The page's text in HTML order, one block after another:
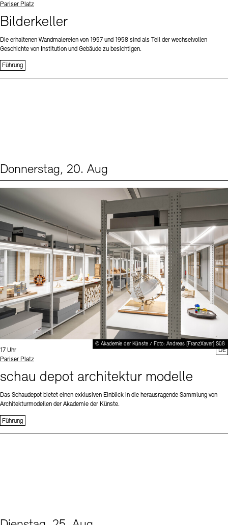
Standort
Pariser Platz
Bilderkeller
Die erhaltenen Wandmalereien von 1957 und 1958 sind als Teil der wechselvollen
Geschichte von Institution und Gebäude zu besichtigen.
Führung
Donnerstag, 20. Aug
© Akademie der Künste / Foto: Andreas [FranzXaver] Süß
Uhrzeit:
17 Uhr
Standort
Pariser Platz
schau depot architektur modelle
Das Schaudepot bietet einen exklusiven Einblick in die herausragende Sammlung von
Architekturmodellen der Akademie der Künste.
Führung
DE